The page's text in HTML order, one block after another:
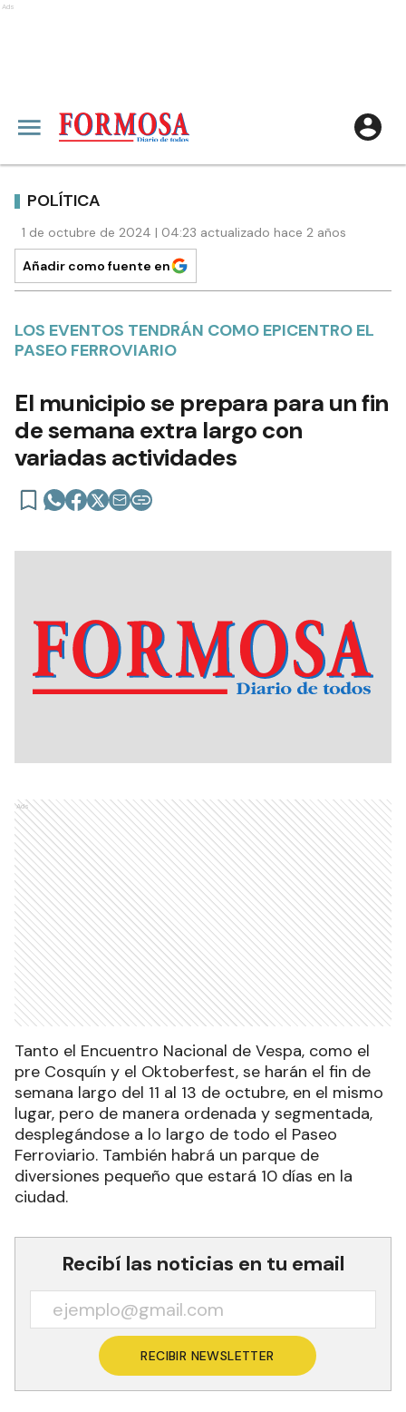
Ads
POLÍTICA
1 de octubre de 2024 | 04:23 actualizado hace 2 años
Añadir como fuente en
LOS EVENTOS TENDRÁN COMO EPICENTRO EL
PASEO FERROVIARIO
El municipio se prepara para un fin
de semana extra largo con
variadas actividades
Ads
Tanto el Encuentro Nacional de Vespa, como el
pre Cosquín y el Oktoberfest, se harán el fin de
semana largo del 11 al 13 de octubre, en el mismo
lugar, pero de manera ordenada y segmentada,
desplegándose a lo largo de todo el Paseo
Ferroviario. También habrá un parque de
diversiones pequeño que estará 10 días en la
ciudad.
Recibí las noticias en tu email
RECIBIR NEWSLETTER